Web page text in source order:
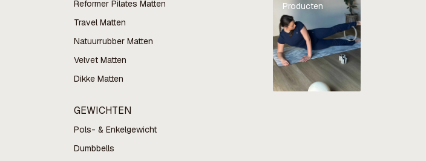
Reformer Pilates Matten
Travel Matten
Natuurrubber Matten
Velvet Matten
Dikke Matten
GEWICHTEN
Pols- & Enkelgewicht
Dumbbells
Producten